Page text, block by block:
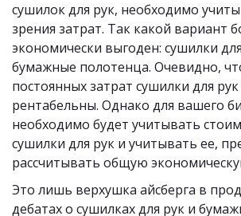
сушилок для рук, необходимо
зрения затрат. Так какой вариант
экономически выгоден: сушилки
бумажные полотенца. Очевидно,
постоянных затрат сушилки для
рентабельны. Однако для вашего
необходимо будет учитывать
сушилки для рук и учитывать ее,
рассчитывать общую
Это лишь верхушка айсберга в
дебатах о сушилках для рук и